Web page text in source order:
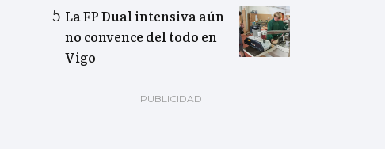
La FP Dual intensiva aún
no convence del todo en
Vigo